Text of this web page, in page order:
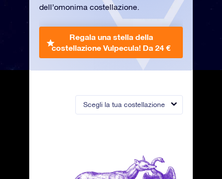
Scegli la tua costellazione
dell’omonima costellazione.
Regala una stella della
costellazione Vulpecula! Da 24 €